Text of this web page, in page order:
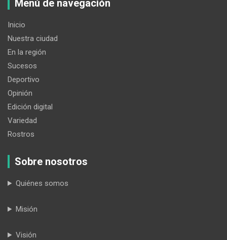
Menú de navegación
Inicio
Nuestra ciudad
En la región
Sucesos
Deportivo
Opinión
Edición digital
Variedad
Rostros
Sobre nosotros
Quiénes somos
Misión
Visión